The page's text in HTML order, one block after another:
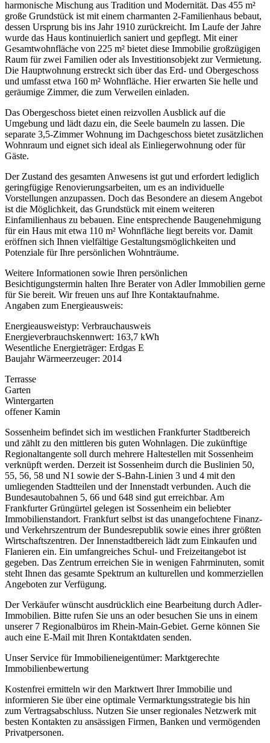
harmonische Mischung aus Tradition und Modernität. Das 455 m²
große Grundstück ist mit einem charmanten 2-Familienhaus bebaut,
dessen Ursprung bis ins Jahr 1910 zurückreicht. Im Laufe der Jahre
wurde das Haus kontinuierlich saniert und gepflegt. Mit einer
Gesamtwohnfläche von 225 m² bietet diese Immobilie großzügigen
Raum für zwei Familien oder als Investitionsobjekt zur Vermietung.
Die Hauptwohnung erstreckt sich über das Erd- und Obergeschoss
und umfasst etwa 160 m² Wohnfläche. Hier erwarten Sie helle und
geräumige Zimmer, die zum Verweilen einladen.
Das Obergeschoss bietet einen reizvollen Ausblick auf die
Umgebung und lädt dazu ein, die Seele baumeln zu lassen. Die
separate 3,5-Zimmer Wohnung im Dachgeschoss bietet zusätzlichen
Wohnraum und eignet sich ideal als Einliegerwohnung oder für
Gäste.
Der Zustand des gesamten Anwesens ist gut und erfordert lediglich
geringfügige Renovierungsarbeiten, um es an individuelle
Vorstellungen anzupassen. Doch das Besondere an diesem Angebot
ist die Möglichkeit, das Grundstück mit einem weiteren
Einfamilienhaus zu bebauen. Eine entsprechende Baugenehmigung
für ein Haus mit etwa 110 m² Wohnfläche liegt bereits vor. Damit
eröffnen sich Ihnen vielfältige Gestaltungsmöglichkeiten und
Potenziale für Ihre persönlichen Wohnträume.
Weitere Informationen sowie Ihren persönlichen
Besichtigungstermin halten Ihre Berater von Adler Immobilien gerne
für Sie bereit. Wir freuen uns auf Ihre Kontaktaufnahme.
Angaben zum Energieausweis:
Energieausweistyp: Verbrauchausweis
Energieverbrauchskennwert: 163,7 kWh
Wesentliche Energieträger: Erdgas E
Baujahr Wärmeerzeuger: 2014
Terrasse
Garten
Wintergarten
offener Kamin
Sossenheim befindet sich im westlichen Frankfurter Stadtbereich
und zählt zu den mittleren bis guten Wohnlagen. Die zukünftige
Regionaltangente soll durch mehrere Haltestellen mit Sossenheim
verknüpft werden. Derzeit ist Sossenheim durch die Buslinien 50,
55, 56, 58 und N1 sowie der S-Bahn-Linien 3 und 4 mit den
umliegenden Stadtteilen und der Innenstadt verbunden. Auch die
Bundesautobahnen 5, 66 und 648 sind gut erreichbar. Am
Frankfurter Grüngürtel gelegen ist Sossenheim ein beliebter
Immobilienstandort. Frankfurt selbst ist das unangefochtene Finanz-
und Verkehrszentrum der Bundesrepublik sowie eines ihrer größten
Wirtschaftszentren. Der Innenstadtbereich lädt zum Einkaufen und
Flanieren ein. Ein umfangreiches Schul- und Freizeitangebot ist
gegeben. Das Zentrum erreichen Sie in wenigen Fahrminuten, somit
steht Ihnen das gesamte Spektrum an kulturellen und kommerziellen
Angeboten zur Verfügung.
Der Verkäufer wünscht ausdrücklich eine Bearbeitung durch Adler-
Immobilien. Bitte rufen Sie uns an oder besuchen Sie uns in einem
unserer 7 Regionalbüros im Rhein-Main-Gebiet. Gerne können Sie
auch eine E-Mail mit Ihren Kontaktdaten senden.
Unser Service für Immobilieneigentümer: Marktgerechte
Immobilienbewertung
Kostenfrei ermitteln wir den Marktwert Ihrer Immobilie und
informieren Sie über eine optimale Vermarktungsstrategie bis hin
zum Vertragsabschluss. Nutzen Sie unser regionales Netzwerk mit
besten Kontakten zu ansässigen Firmen, Banken und vermögenden
Privatpersonen.